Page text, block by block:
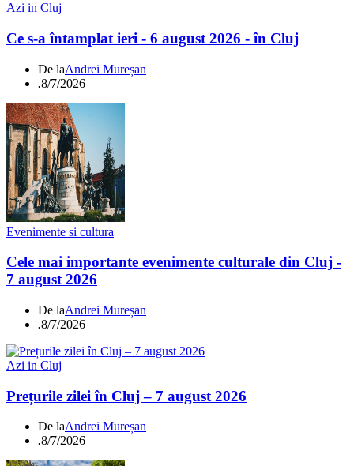
Azi in Cluj
Ce s-a întamplat ieri - 6 august 2026 - în Cluj
De laAndrei Mureșan
.8/7/2026
Evenimente si cultura
Cele mai importante evenimente culturale din Cluj -
7 august 2026
De laAndrei Mureșan
.8/7/2026
Azi in Cluj
Prețurile zilei în Cluj – 7 august 2026
De laAndrei Mureșan
.8/7/2026